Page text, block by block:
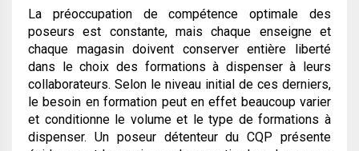
La préoccupation de compétence optimale des
poseurs est constante, mais chaque enseigne et
chaque magasin doivent conserver entière liberté
dans le choix des formations à dispenser à leurs
collaborateurs. Selon le niveau initial de ces derniers,
le besoin en formation peut en effet beaucoup varier
et conditionne le volume et le type de formations à
dispenser. Un poseur détenteur du CQP présente